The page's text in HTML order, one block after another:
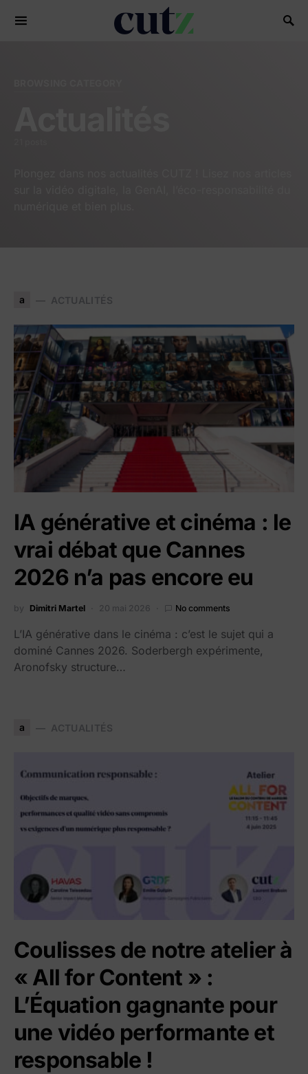
Search for:
a ACTUALITÉS
IA générative et cinéma : le
vrai débat que Cannes
2026 n’a pas encore eu
by Dimitri Martel 20 mai 2026 No comments
L’IA générative dans le cinéma : c’est le sujet qui a
dominé Cannes 2026. Soderbergh expérimente,
Aronofsky structure…
a ACTUALITÉS
Coulisses de notre atelier à
« All for Content » :
L’Équation gagnante pour
une vidéo performante et
responsable !